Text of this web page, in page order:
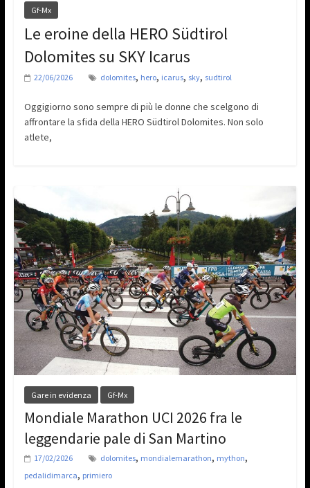
Gf-Mx
Le eroine della HERO Südtirol
Dolomites su SKY Icarus
22/06/2026 dolomites, hero, icarus, sky, sudtirol
Oggigiorno sono sempre di più le donne che scelgono di
affrontare la sfida della HERO Südtirol Dolomites. Non solo
atlete,
Gare in evidenza Gf-Mx
Mondiale Marathon UCI 2026 fra le
leggendarie pale di San Martino
17/02/2026 dolomites, mondialemarathon, mython,
pedalidimarca, primiero